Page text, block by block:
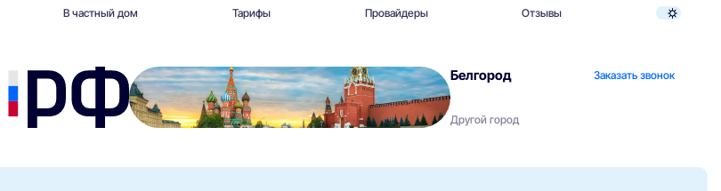
В частный дом Тарифы Провайдеры Отзывы
Белгород Заказать звонок
Другой город